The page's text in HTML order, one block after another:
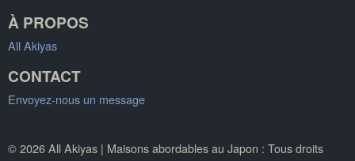
À PROPOS
All Akiyas
CONTACT
Envoyez-nous un message
© 2026 All Akiyas | Maisons abordables au Japon : Tous droits